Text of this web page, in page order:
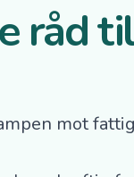
råd til
mot